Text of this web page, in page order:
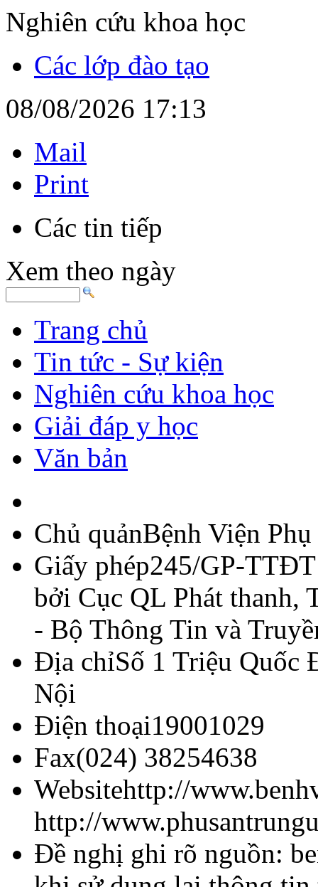
Nghiên cứu khoa học
Các lớp đào tạo
08/08/2026 17:13
Mail
Print
Các tin tiếp
Xem theo ngày
Trang chủ
Tin tức - Sự kiện
Nghiên cứu khoa học
Giải đáp y học
Văn bản
Chủ quảnBệnh Viện
Giấy phép245/GP-TTĐT
bởi Cục QL Phát thanh,
- Bộ Thông Tin và
Địa chỉSố 1 Triệu Quốc
Nội
Điện thoại19001029
Fax(024) 38254638
Websitehttp://
http://
Đề nghị ghi rõ nguồn: